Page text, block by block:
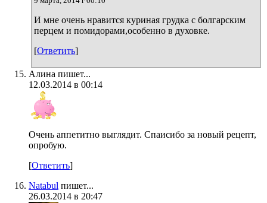
И мне очень нравится куриная грудка с болгарским
перцем и помидорами,особенно в духовке.
[Ответить]
Алина пишет...
12.03.2014 в 00:14
Очень аппетитно выглядит. Спаисибо за новый рецепт,
опробую.
[Ответить]
Natabul пишет...
26.03.2014 в 20:47